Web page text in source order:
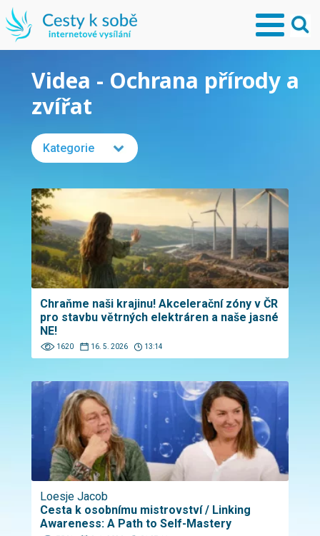
Videa - Ochrana přírody a
zvířat
Kategorie
Chraňme naši krajinu! Akcelerační zóny v ČR
pro stavbu větrných elektráren a naše jasné
NE!
1620 16. 5. 2026 13:14
Loesje Jacob
Cesta k osobnímu mistrovství / Linking
Awareness: A Path to Self-Mastery